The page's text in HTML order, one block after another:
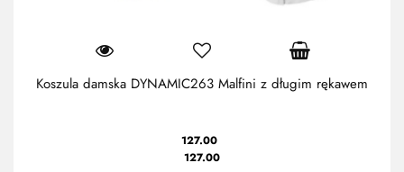
Koszula damska DYNAMIC263 Malfini z długim rękawem
127.00
127.00